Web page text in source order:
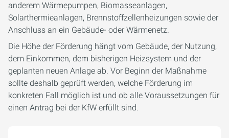
anderem Wärmepumpen, Biomasseanlagen,
Solarthermieanlagen, Brennstoffzellenheizungen sowie der
Anschluss an ein Gebäude- oder Wärmenetz.
Die Höhe der Förderung hängt vom Gebäude, der Nutzung,
dem Einkommen, dem bisherigen Heizsystem und der
geplanten neuen Anlage ab. Vor Beginn der Maßnahme
sollte deshalb geprüft werden, welche Förderung im
konkreten Fall möglich ist und ob alle Voraussetzungen für
einen Antrag bei der KfW erfüllt sind.